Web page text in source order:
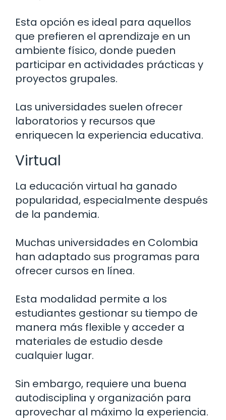
Esta opción es ideal para aquellos
que prefieren el aprendizaje en un
ambiente físico, donde pueden
participar en actividades prácticas y
proyectos grupales.
Las universidades suelen ofrecer
laboratorios y recursos que
enriquecen la experiencia educativa.
Virtual
La educación virtual ha ganado
popularidad, especialmente después
de la pandemia.
Muchas universidades en Colombia
han adaptado sus programas para
ofrecer cursos en línea.
Esta modalidad permite a los
estudiantes gestionar su tiempo de
manera más flexible y acceder a
materiales de estudio desde
cualquier lugar.
Sin embargo, requiere una buena
autodisciplina y organización para
aprovechar al máximo la experiencia.